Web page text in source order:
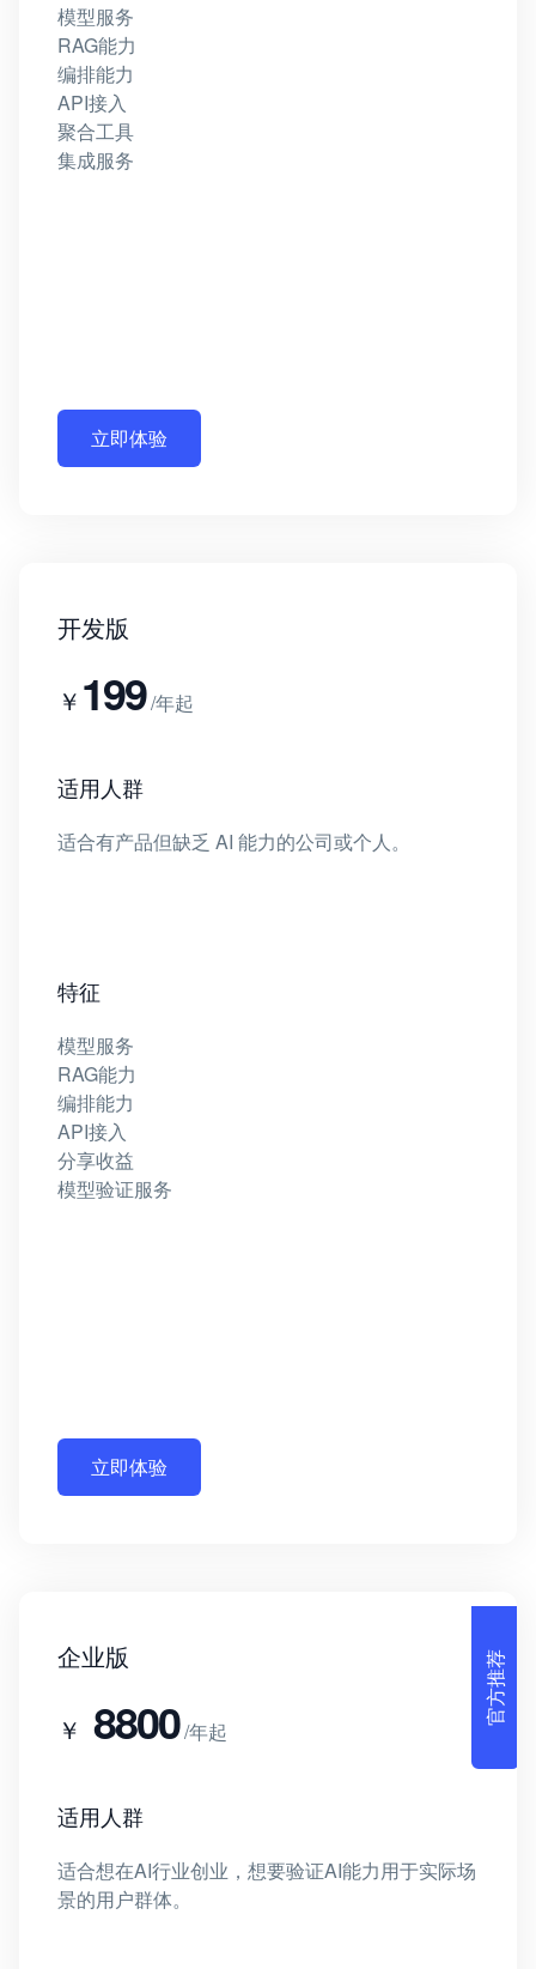
模型服务
RAG能力
编排能力
API接入
聚合工具
集成服务
立即体验
开发版
￥ 199/年起
适用人群
适合有产品但缺乏 AI 能力的公司或个人。
特征
模型服务
RAG能力
编排能力
API接入
分享收益
模型验证服务
立即体验
官方推荐
企业版
￥ 8800/年起
适用人群
适合想在AI行业创业，想要验证AI能力用于实际场
景的用户群体。